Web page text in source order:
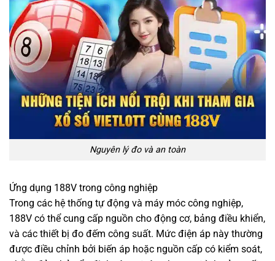
Nguyên lý đo và an toàn
Ứng dụng 188V trong công nghiệp
Trong các hệ thống tự động và máy móc công nghiệp,
188V có thể cung cấp nguồn cho động cơ, bảng điều khiển,
và các thiết bị đo đếm công suất. Mức điện áp này thường
được điều chỉnh bởi biến áp hoặc nguồn cấp có kiểm soát,